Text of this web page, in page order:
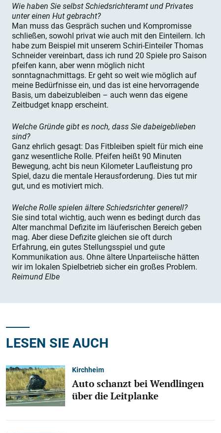
Wie haben Sie selbst Schiedsrichteramt und Privates
unter einen Hut gebracht?
Man muss das Gespräch suchen und Kompromisse
schließen, sowohl privat wie auch mit den Einteilern. Ich
habe zum Beispiel mit unserem Schiri-Einteiler Thomas
Schneider vereinbart, dass ich rund 20 Spiele pro Saison
pfeifen kann, aber wenn möglich nicht
sonntagnachmittags. Er geht so weit wie möglich auf
meine Bedürfnisse ein, und das ist eine hervorragende
Basis, um dabeizubleiben – auch wenn das eigene
Zeitbudget knapp erscheint.
Welche Gründe gibt es noch, dass Sie dabeigeblieben
sind?
Ganz ehrlich gesagt: Das Fitbleiben spielt für mich eine
ganz wesentliche Rolle. Pfeifen heißt 90 Minuten
Bewegung, acht bis neun Kilometer Laufleistung pro
Spiel, dazu die mentale Herausforderung. Dies tut mir
gut, und es motiviert mich.
Welche Rolle spielen ältere Schiedsrichter generell?
Sie sind total wichtig, auch wenn es bedingt durch das
Alter manchmal Defizite im läuferischen Bereich geben
mag. Aber diese Defizite gleichen sie oft durch
Erfahrung, ein gutes Stellungsspiel und gute
Kommunikation aus. Ohne ältere Unparteiische hätten
wir im lokalen Spielbetrieb sicher ein großes Problem.
Reimund Elbe
LESEN SIE AUCH
Kirchheim
Auto schanzt bei Wendlingen
über die Leitplanke